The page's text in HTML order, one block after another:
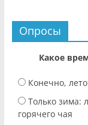
Опросы
Какое
Конечно,
Только зима:
горячего чая